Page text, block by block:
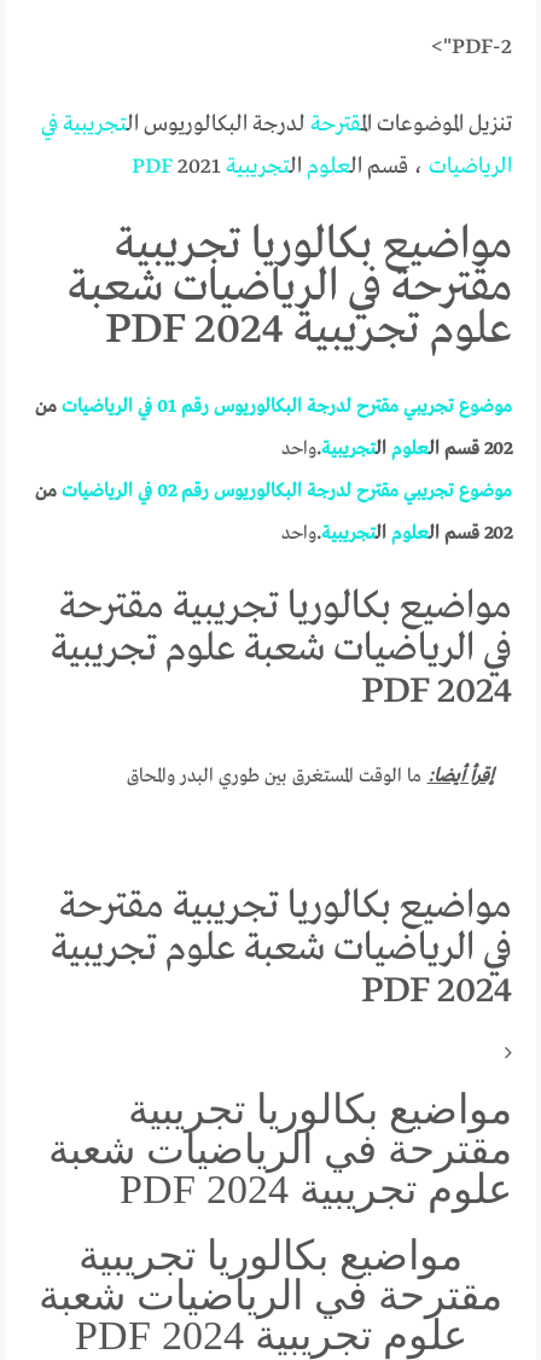
PDF-2">
تنزيل الموضوعات المقترحة لدرجة البكالوريوس التجريبية في
الرياضيات ، قسم العلوم التجريبية2021
PDF
مواضيع بكالوريا تجريبية
مقترحة في الرياضيات شعبة
علوم تجريبية 2024 PDF
موضوع تجريبي مقترح لدرجة البكالوريوس رقم 01 في الرياضيات من
202 قسم ال
علوم التجريبية.واحد
موضوع تجريبي مقترح لدرجة البكالوريوس رقم 02
في الرياضيات من
202 قسم ال
علوم التجريبية.واحد
مواضيع بكالوريا تجريبية مقترحة
في الرياضيات شعبة علوم تجريبية
2024 PDF
إقرأ أيضا: ما الوقت المستغرق بين طوري البدر والمحاق
مواضيع بكالوريا تجريبية مقترحة
في الرياضيات شعبة علوم تجريبية
2024 PDF
مواضيع بكالوريا تجريبية
مقترحة في الرياضيات شعبة
علوم تجريبية 2024 PDF
مواضيع بكالوريا تجريبية
مقترحة في الرياضيات شعبة
علوم تجريبية 2024 PDF